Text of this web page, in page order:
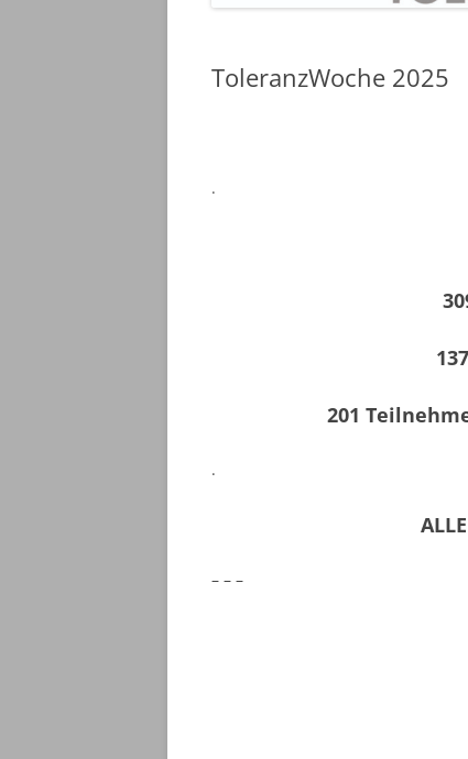
ToleranzWoche 2025
.
201
.
– – –